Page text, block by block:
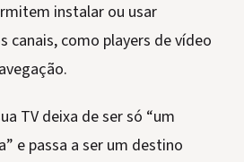
instalar ou usar
canais, como players de vídeo
TV deixa de ser só “um
e passa a ser um destino